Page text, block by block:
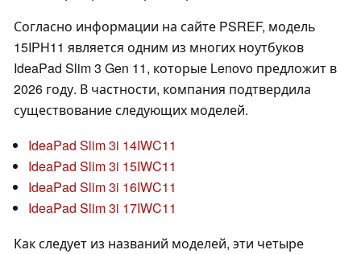
Согласно информации на сайте PSREF, модель
15IPH11 является одним из многих ноутбуков
IdeaPad Slim 3 Gen 11, которые Lenovo предложит в
2026 году. В частности, компания подтвердила
существование следующих моделей.
IdeaPad Slim 3i 14IWC11
IdeaPad Slim 3i 15IWC11
IdeaPad Slim 3i 16IWC11
IdeaPad Slim 3i 17IWC11
Как следует из названий моделей, эти четыре